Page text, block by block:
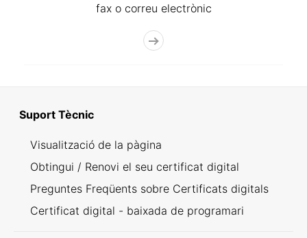
fax o correu electrònic
Suport Tècnic
Visualització de la pàgina
Obtingui / Renovi el seu certificat digital
Preguntes Freqüents sobre Certificats digitals
Certificat digital - baixada de programari